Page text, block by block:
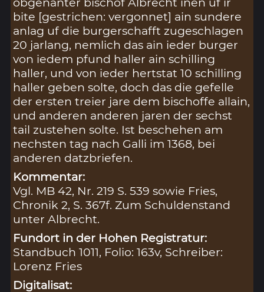
bite [gestrichen: vergonnet] ain sundere
anlag uf die burgerschafft zugeschlagen
20 jarlang, nemlich das ain ieder burger
von iedem pfund haller ain schilling
haller, und von ieder hertstat 10 schilling
haller geben solte, doch das die gefelle
der ersten treier jare dem bischoffe allain,
und anderen anderen jaren der sechst
tail zustehen solte. Ist beschehen am
nechsten tag nach Galli im 1368, bei
anderen datzbriefen.
Kommentar:
Vgl. MB 42, Nr. 219 S. 539 sowie Fries,
Chronik 2, S. 367f. Zum Schuldenstand
unter Albrecht.
Fundort in der Hohen Registratur:
Standbuch 1011, Folio: 163v, Schreiber:
Lorenz Fries
Digitalisat: